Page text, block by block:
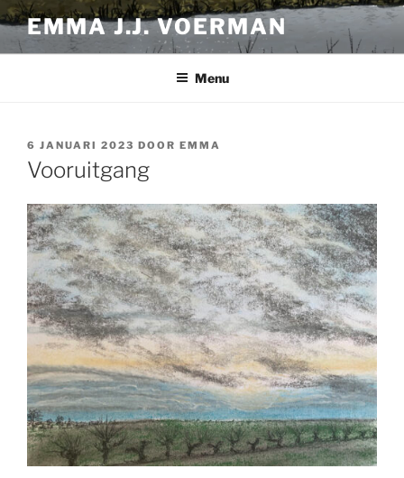
Ga
naar
de
EMMA J.J. VOERMAN
Menu
GEPLAATST
OP
6 JANUARI 2023 DOOR EMMA
Vooruitgang